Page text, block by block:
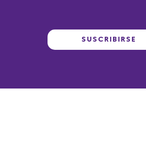
SUSCRIBIRSE